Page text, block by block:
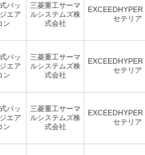
パッ
エア
ン
三菱重工サーマ
ルシステムズ株
式会社
EXCEEDHYPER
セテリア
パッ
エア
ン
三菱重工サーマ
ルシステムズ株
式会社
EXCEEDHYPER
セテリア
パッ
エア
ン
三菱重工サーマ
ルシステムズ株
式会社
EXCEEDHYPER
セテリア